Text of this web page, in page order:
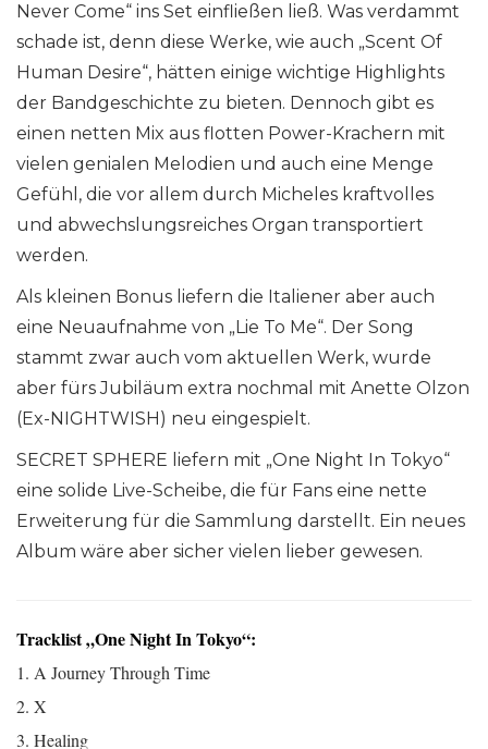
Never Come“ ins Set einfließen ließ. Was verdammt
schade ist, denn diese Werke, wie auch „Scent Of
Human Desire“, hätten einige wichtige Highlights
der Bandgeschichte zu bieten. Dennoch gibt es
einen netten Mix aus flotten Power-Krachern mit
vielen genialen Melodien und auch eine Menge
Gefühl, die vor allem durch Micheles kraftvolles
und abwechslungsreiches Organ transportiert
werden.
Als kleinen Bonus liefern die Italiener aber auch
eine Neuaufnahme von „Lie To Me“. Der Song
stammt zwar auch vom aktuellen Werk, wurde
aber fürs Jubiläum extra nochmal mit Anette Olzon
(Ex-NIGHTWISH) neu eingespielt.
SECRET SPHERE liefern mit „One Night In Tokyo“
eine solide Live-Scheibe, die für Fans eine nette
Erweiterung für die Sammlung darstellt. Ein neues
Album wäre aber sicher vielen lieber gewesen.
Tracklist „One Night In Tokyo“:
1. A Journey Through Time
2. X
3. Healing